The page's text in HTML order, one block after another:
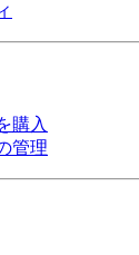
購入
管理